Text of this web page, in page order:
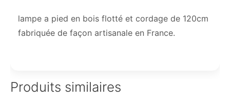
lampe a pied en bois flotté et cordage de 120cm
fabriquée de façon artisanale en France.
Produits similaires